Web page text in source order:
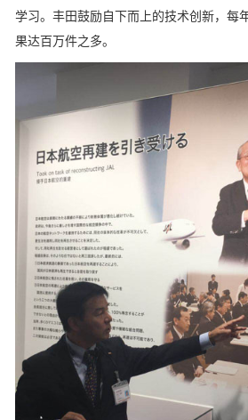
学习。丰田鼓励自下而上的技术创新，每
果达百万件之多。